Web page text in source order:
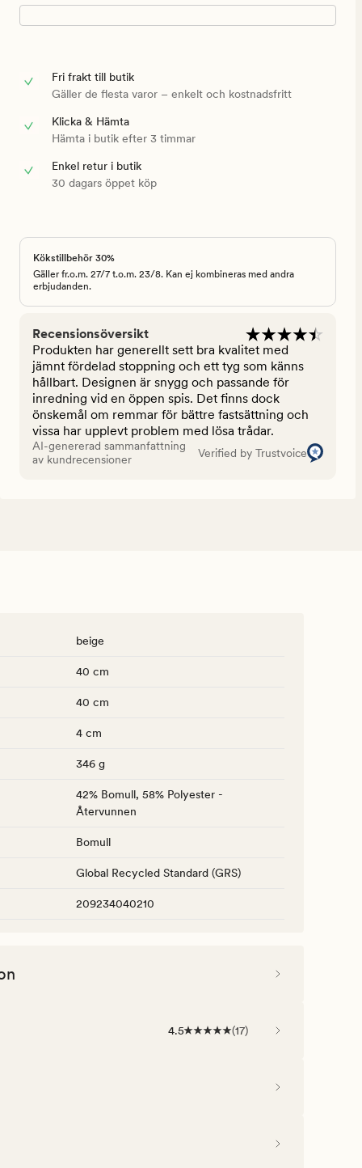
Fri frakt till butik
Gäller de flesta varor – enkelt och kostnadsfritt
Klicka & Hämta
Hämta i butik efter 3 timmar
Enkel retur i butik
30 dagars öppet köp
Kökstillbehör 30%
Gäller fr.o.m. 27/7 t.o.m. 23/8. Kan ej kombineras med andra
erbjudanden.
Recensionsöversikt
Produkten har generellt sett bra kvalitet med
jämnt fördelad stoppning och ett tyg som känns
hållbart. Designen är snygg och passande för
inredning vid en öppen spis. Det finns dock
önskemål om remmar för bättre fastsättning och
vissa har upplevt problem med lösa trådar.
AI-genererad sammanfattning
av kundrecensioner
Verified by Trustvoice
beige
40 cm
40 cm
4 cm
346 g
42% Bomull, 58% Polyester -
Återvunnen
Bomull
Global Recycled Standard (GRS)
209234040210
4.5 (17)